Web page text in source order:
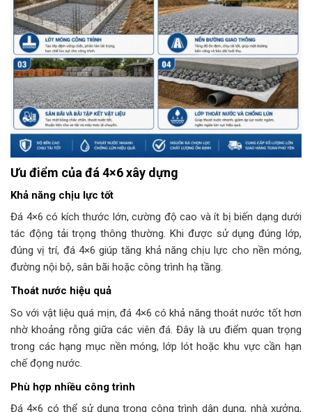
Ưu điểm của đá 4×6 xây dựng
Khả năng chịu lực tốt
Đá 4×6 có kích thước lớn, cường độ cao và ít bị biến dạng dưới
tác động tải trọng thông thường. Khi được sử dụng đúng lớp,
đúng vị trí, đá 4×6 giúp tăng khả năng chịu lực cho nền móng,
đường nội bộ, sân bãi hoặc công trình hạ tầng.
Thoát nước hiệu quả
So với vật liệu quá mịn, đá 4×6 có khả năng thoát nước tốt hơn
nhờ khoảng rỗng giữa các viên đá. Đây là ưu điểm quan trọng
trong các hạng mục nền móng, lớp lót hoặc khu vực cần hạn
chế đọng nước.
Phù hợp nhiều công trình
Đá 4×6 có thể sử dụng trong công trình dân dụng, nhà xưởng,